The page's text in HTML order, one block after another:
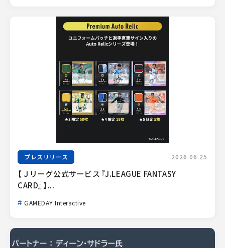
プレスリリース 2026.06.25
【Ｊリーグ公式サービス『J.LEAGUE FANTASY
CARD』】...
GAMEDAY Interactive